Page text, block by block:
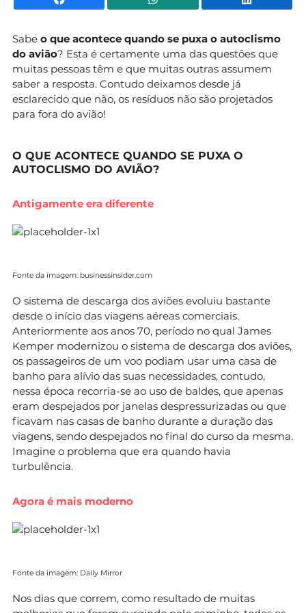
Sabe o que acontece quando se puxa o autoclismo
do avião? Esta é certamente uma das questões que
muitas pessoas têm e que muitas outras assumem
saber a resposta. Contudo deixamos desde já
esclarecido que não, os resíduos não são projetados
para fora do avião!
O QUE ACONTECE QUANDO SE PUXA O
AUTOCLISMO DO AVIÃO?
Antigamente era diferente
Fonte da imagem: businessinsider.com
O sistema de descarga dos aviões evoluiu bastante
desde o início das viagens aéreas comerciais.
Anteriormente aos anos 70, período no qual James
Kemper modernizou o sistema de descarga dos aviões,
os passageiros de um voo podiam usar uma casa de
banho para alívio das suas necessidades, contudo,
nessa época recorria-se ao uso de baldes, que apenas
eram despejados por janelas despressurizadas ou que
ficavam nas casas de banho durante a duração das
viagens, sendo despejados no final do curso da mesma.
Imagine o problema que era quando havia
turbulência.
Agora é mais moderno
Fonte da imagem: Daily Mirror
Nos dias que correm, como resultado de muitas